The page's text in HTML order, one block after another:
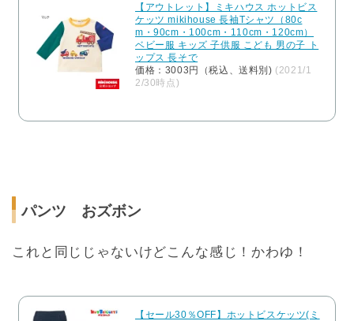
【アウトレット】ミキハウス ホットビス
ケッツ mikihouse 長袖Tシャツ（80c
m・90cm・100cm・110cm・120cm）
ベビー服 キッズ 子供服 こども 男の子 ト
ップス 長そで
価格：3003円（税込、送料別) (2021/1
2/30時点)
パンツ おズボン
これと同じじゃないけどこんな感じ！かわゆ！
【セール30％OFF】ホットビスケッツ(ミ